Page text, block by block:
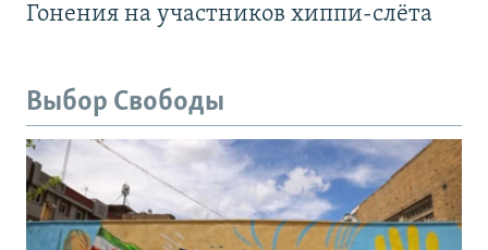
Гонения на участников хиппи-слёта
Выбор Свободы